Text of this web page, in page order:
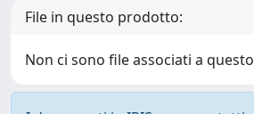
File in questo prodotto:
Non ci sono file associati a